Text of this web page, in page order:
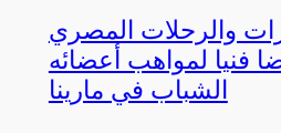
والرحلات المصري
فنيا لمواهب أعضائه
الشباب في مارينا